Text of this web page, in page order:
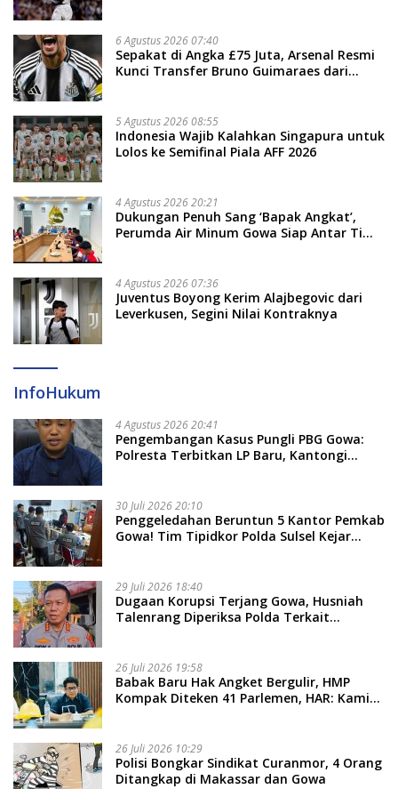
6 Agustus 2026 07:40
Sepakat di Angka £75 Juta, Arsenal Resmi
Kunci Transfer Bruno Guimaraes dari
5 Agustus 2026 08:55
Indonesia Wajib Kalahkan Singapura untuk
Lolos ke Semifinal Piala AFF 2026
4 Agustus 2026 20:21
Dukungan Penuh Sang ‘Bapak Angkat’,
Perumda Air Minum Gowa Siap Antar Tim
4 Agustus 2026 07:36
Juventus Boyong Kerim Alajbegovic dari
Leverkusen, Segini Nilai Kontraknya
InfoHukum
4 Agustus 2026 20:41
Pengembangan Kasus Pungli PBG Gowa:
Polresta Terbitkan LP Baru, Kantongi
30 Juli 2026 20:10
Penggeledahan Beruntun 5 Kantor Pemkab
Gowa! Tim Tipidkor Polda Sulsel Kejar
29 Juli 2026 18:40
Dugaan Korupsi Terjang Gowa, Husniah
Talenrang Diperiksa Polda Terkait
26 Juli 2026 19:58
​Babak Baru Hak Angket Bergulir, HMP
Kompak Diteken 41 Parlemen, HAR: Kami
26 Juli 2026 10:29
Polisi Bongkar Sindikat Curanmor, 4 Orang
Ditangkap di Makassar dan Gowa